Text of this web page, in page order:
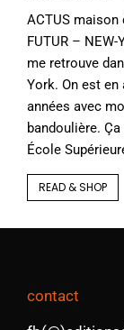
ACTUS maison
FUTUR – NEW-
me retrouve
York. On est
années avec
bandoulière.
École
READ & SHOP
contact